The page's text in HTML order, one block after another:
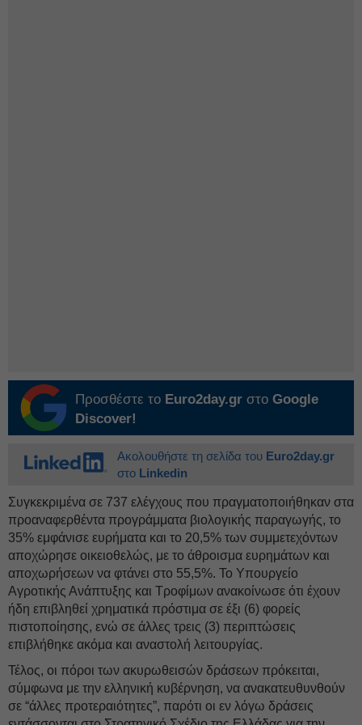
Προσθέστε το Euro2day.gr στο Google
Discover!
Ακολουθήστε τη σελίδα του Euro2day.gr
στο Linkedin
Συγκεκριμένα σε 737 ελέγχους που πραγματοποιήθηκαν στα
προαναφερθέντα προγράμματα βιολογικής παραγωγής, το
35% εμφάνισε ευρήματα και το 20,5% των συμμετεχόντων
αποχώρησε οικειοθελώς, με το άθροισμα ευρημάτων και
αποχωρήσεων να φτάνει στο 55,5%. Το Υπουργείο
Αγροτικής Ανάπτυξης και Τροφίμων ανακοίνωσε ότι έχουν
ήδη επιβληθεί χρηματικά πρόστιμα σε έξι (6) φορείς
πιστοποίησης, ενώ σε άλλες τρεις (3) περιπτώσεις
επιβλήθηκε ακόμα και αναστολή λειτουργίας.
Τέλος, οι πόροι των ακυρωθεισών δράσεων πρόκειται,
σύμφωνα με την ελληνική κυβέρνηση, να ανακατευθυνθούν
σε “άλλες προτεραιότητες”, παρότι οι εν λόγω δράσεις